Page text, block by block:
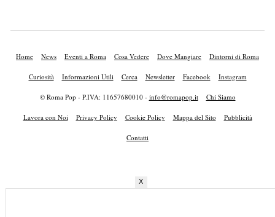
Home News Eventi a Roma Cosa Vedere Dove Mangiare Dintorni di Roma
Curiosità Informazioni Utili Cerca Newsletter Facebook Instagram
© Roma Pop - P.IVA: 11657680010 - info@romapop.it Chi Siamo
Lavora con Noi Privacy Policy Cookie Policy Mappa del Sito Pubblicità
Contatti
X